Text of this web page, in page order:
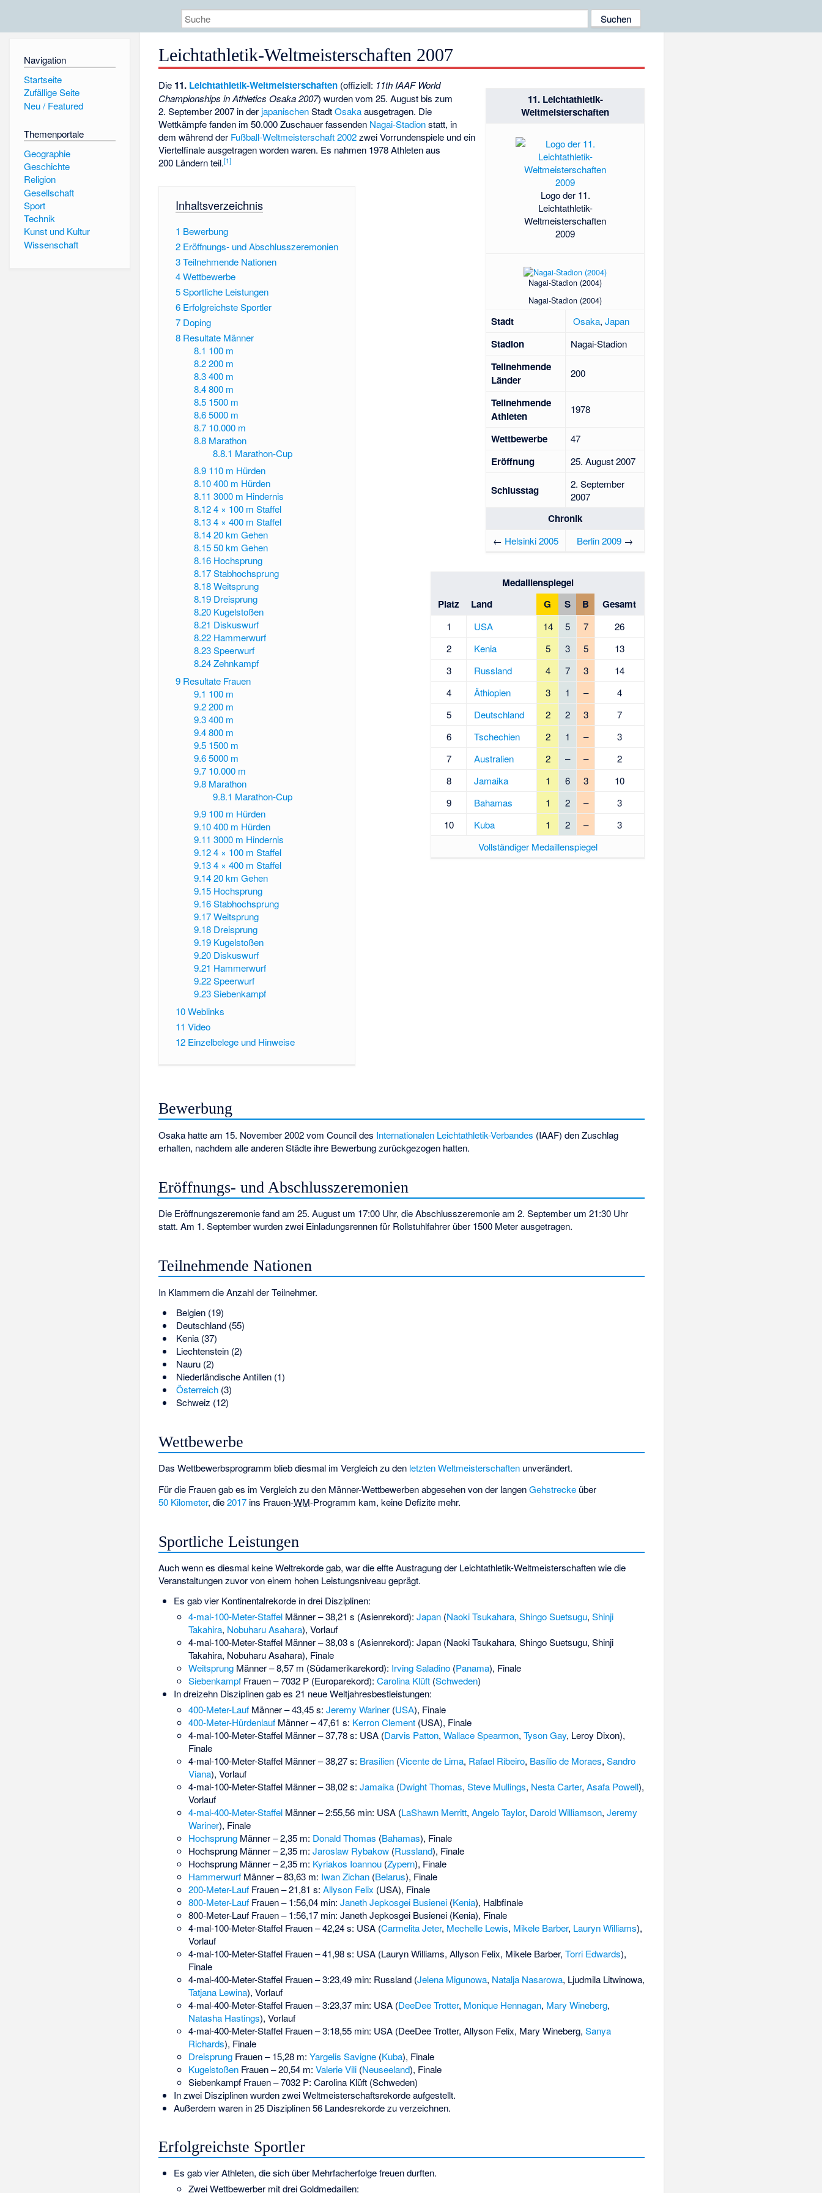
Navigation
Startseite
Zufällige Seite
Neu / Featured
Themenportale
Geographie
Geschichte
Religion
Gesellschaft
Sport
Technik
Kunst und Kultur
Wissenschaft
Leichtathletik-Weltmeisterschaften 2007
11. Leichtathletik-
Weltmeisterschaften
Logo der 11.
Leichtathletik-
Weltmeisterschaften
2009
Nagai-Stadion (2004)
Nagai-Stadion (2004)
Stadt Osaka, Japan
Stadion Nagai-Stadion
Teilnehmende
Länder
200
Teilnehmende
Athleten
1978
Wettbewerbe 47
Eröffnung 25. August 2007
Schlusstag
2. September
2007
Chronik
← Helsinki 2005 Berlin 2009 →
Medaillenspiegel
Platz
Land G S B Gesamt
1 USA 14 5 7
26
2
Kenia 5 3 5
13
3
Russland 4 7 3
14
4
Äthiopien 3 1 –
4
5
Deutschland 2 2 3
7
6
Tschechien 2 1 –
3
7
Australien 2 – –
2
8
Jamaika 1 6 3
10
9
Bahamas 1 2 –
3
10
Kuba 1 2 –
3
Vollständiger Medaillenspiegel
Die 11. Leichtathletik-Weltmeisterschaften (offiziell: 11th IAAF World
Championships in Athletics Osaka 2007) wurden vom 25. August bis zum
2. September 2007 in der japanischenStadtOsakaausgetragen. Die
Wettkämpfe fanden im 50.000 Zuschauer fassenden Nagai-Stadionstatt, in
dem während der Fußball-Weltmeisterschaft 2002zwei Vorrundenspiele und ein
Viertelfinale ausgetragen worden waren. Es nahmen 1978 Athleten aus
200 Ländern teil.[1]
Inhaltsverzeichnis
1 Bewerbung
2 Eröffnungs- und Abschlusszeremonien
3Teilnehmende Nationen
4Wettbewerbe
5Sportliche Leistungen
6 Erfolgreichste Sportler
7 Doping
8 Resultate Männer
8.1 100 m
8.2 200 m
8.3 400 m
8.4 800 m
8.5 1500 m
8.6 5000 m
8.7 10.000 m
8.8 Marathon
8.8.1 Marathon-Cup
8.9 110 m Hürden
8.10 400 m Hürden
8.11 3000 m Hindernis
8.12 4 × 100 m Staffel
8.13 4 × 400 m Staffel
8.14 20 km Gehen
8.15 50 km Gehen
8.16 Hochsprung
8.17 Stabhochsprung
8.18 Weitsprung
8.19 Dreisprung
8.20 Kugelstoßen
8.21 Diskuswurf
8.22 Hammerwurf
8.23 Speerwurf
8.24 Zehnkampf
9 Resultate Frauen
9.1 100 m
9.2 200 m
9.3 400 m
9.4 800 m
9.5 1500 m
9.6 5000 m
9.7 10.000 m
9.8 Marathon
9.8.1 Marathon-Cup
9.9 100 m Hürden
9.10 400 m Hürden
9.11 3000 m Hindernis
9.12 4 × 100 m Staffel
9.13 4 × 400 m Staffel
9.14 20 km Gehen
9.15 Hochsprung
9.16 Stabhochsprung
9.17 Weitsprung
9.18 Dreisprung
9.19 Kugelstoßen
9.20 Diskuswurf
9.21 Hammerwurf
9.22 Speerwurf
9.23 Siebenkampf
10Weblinks
11 Video
12 Einzelbelege und Hinweise
Bewerbung
Osaka hatte am 15. November 2002 vom Council des Internationalen Leichtathletik-Verbandes (IAAF) den Zuschlag
erhalten, nachdem alle anderen Städte ihre Bewerbung zurückgezogen hatten.
Eröffnungs- und Abschlusszeremonien
Die Eröffnungszeremonie fand am 25. August um 17:00 Uhr, die Abschlusszeremonie am 2. September um 21:30 Uhr
statt. Am 1. September wurden zwei Einladungsrennen für Rollstuhlfahrer über 1500 Meter ausgetragen.
Teilnehmende Nationen
In Klammern die Anzahl der Teilnehmer.
Belgien(19)
Deutschland(55)
Kenia(37)
Liechtenstein(2)
Nauru(2)
Niederländische Antillen(1)
Österreich(3)
Schweiz (12)
Wettbewerbe
Das Wettbewerbsprogramm blieb diesmal im Vergleich zu den letzten Weltmeisterschaften unverändert.
Für die Frauen gab es im Vergleich zu den Männer-Wettbewerben abgesehen von der langenGehstrecke über
50 Kilometer, die2017 ins Frauen-WM-Programm kam, keine Defizite mehr.
Sportliche Leistungen
Auch wenn es diesmal keine Weltrekorde gab, war die elfte Austragung der Leichtathletik-Weltmeisterschaften wie die
Veranstaltungen zuvor von einem hohen Leistungsniveau geprägt.
Es gab vier Kontinentalrekorde in drei Disziplinen:
4-mal-100-Meter-Staffel Männer – 38,21 s (Asienrekord): Japan (Naoki Tsukahara, Shingo Suetsugu, Shinji
Takahira, Nobuharu Asahara), Vorlauf
4-mal-100-Meter-Staffel Männer – 38,03 s (Asienrekord): Japan (Naoki Tsukahara, Shingo Suetsugu, Shinji
Takahira, Nobuharu Asahara), Finale
Weitsprung Männer – 8,57 m (Südamerikarekord): Irving Saladino (Panama), Finale
Siebenkampf Frauen – 7032 P (Europarekord): Carolina Klüft (Schweden)
In dreizehn Disziplinen gab es 21 neue Weltjahresbestleistungen:
400-Meter-Lauf Männer – 43,45 s: Jeremy Wariner (USA), Finale
400-Meter-Hürdenlauf Männer – 47,61 s: Kerron Clement (USA), Finale
4-mal-100-Meter-Staffel Männer – 37,78 s: USA (Darvis Patton, Wallace Spearmon, Tyson Gay, Leroy Dixon),
Finale
4-mal-100-Meter-Staffel Männer – 38,27 s: Brasilien (Vicente de Lima, Rafael Ribeiro, Basílio de Moraes, Sandro
Viana), Vorlauf
4-mal-100-Meter-Staffel Männer – 38,02 s: Jamaika (Dwight Thomas, Steve Mullings, Nesta Carter, Asafa Powell),
Vorlauf
4-mal-400-Meter-Staffel Männer – 2:55,56 min: USA (LaShawn Merritt, Angelo Taylor, Darold Williamson, Jeremy
Wariner), Finale
Hochsprung Männer – 2,35 m: Donald Thomas (Bahamas), Finale
Hochsprung Männer – 2,35 m: Jaroslaw Rybakow (Russland), Finale
Hochsprung Männer – 2,35 m: Kyriakos Ioannou (Zypern), Finale
Hammerwurf Männer – 83,63 m: Iwan Zichan (Belarus), Finale
200-Meter-Lauf Frauen – 21,81 s: Allyson Felix (USA), Finale
800-Meter-Lauf Frauen – 1:56,04 min: Janeth Jepkosgei Busienei (Kenia), Halbfinale
800-Meter-Lauf Frauen – 1:56,17 min: Janeth Jepkosgei Busienei (Kenia), Finale
4-mal-100-Meter-Staffel Frauen – 42,24 s: USA (Carmelita Jeter, Mechelle Lewis, Mikele Barber, Lauryn Williams),
Vorlauf
4-mal-100-Meter-Staffel Frauen – 41,98 s: USA (Lauryn Williams, Allyson Felix, Mikele Barber, Torri Edwards),
Finale
4-mal-400-Meter-Staffel Frauen – 3:23,49 min: Russland (Jelena Migunowa, Natalja Nasarowa, Ljudmila Litwinowa,
Tatjana Lewina), Vorlauf
4-mal-400-Meter-Staffel Frauen – 3:23,37 min: USA (DeeDee Trotter, Monique Hennagan, Mary Wineberg,
Natasha Hastings), Vorlauf
4-mal-400-Meter-Staffel Frauen – 3:18,55 min: USA (DeeDee Trotter, Allyson Felix, Mary Wineberg, Sanya
Richards), Finale
Dreisprung Frauen – 15,28 m: Yargelis Savigne (Kuba), Finale
Kugelstoßen Frauen – 20,54 m: Valerie Vili (Neuseeland), Finale
Siebenkampf Frauen – 7032 P: Carolina Klüft (Schweden)
In zwei Disziplinen wurden zwei Weltmeisterschaftsrekorde aufgestellt.
Außerdem waren in 25 Disziplinen 56 Landesrekorde zu verzeichnen.
Erfolgreichste Sportler
Es gab vier Athleten, die sich über Mehrfacherfolge freuen durften.
Zwei Wettbewerber mit drei Goldmedaillen: